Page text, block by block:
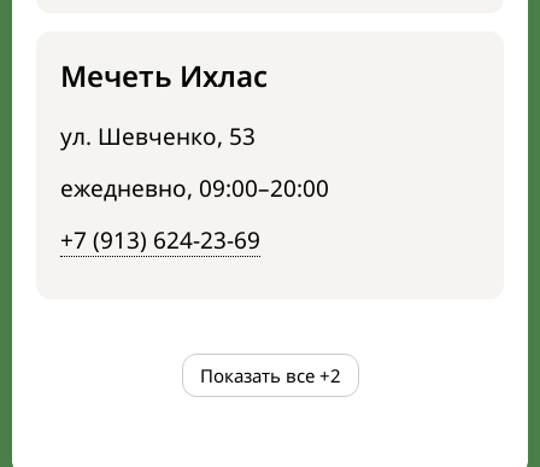
Мечеть Ихлас
ул. Шевченко, 53
ежедневно, 09:00–20:00
+7 (913) 624-23-69
Показать все +2